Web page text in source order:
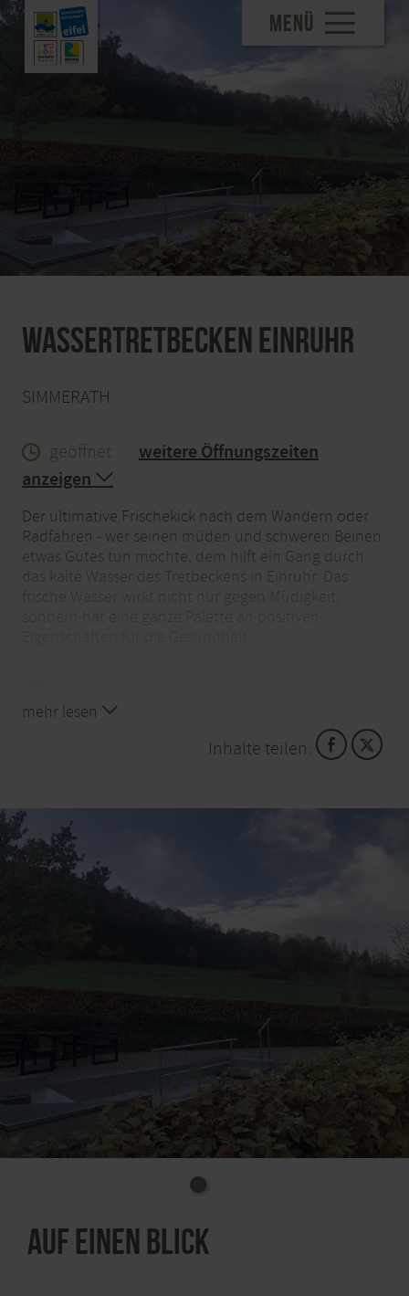
MENÜ
Wassertretbecken Einruhr
SIMMERATH
geöffnet
weitere Öffnungszeiten
anzeigen
Der ultimative Frischekick nach dem Wandern oder
Radfahren - wer seinen müden und schweren Beinen
etwas Gutes tun möchte, dem hilft ein Gang durch
das kalte Wasser des Tretbeckens in Einruhr. Das
fördert die Durchblutung
fördert den Schlaf bei Anwendung am Abend
hilft bei Migräne
regt den Stoffwechsel an
stärkt das Immunsystem
und ist über den Feldweg ab Kreuzung Franz-Becker-
Straße / Römerstraße zu erreichen. In den Monaten
Mai bis September ist das Becken täglich zugänglich
und mit frischem Wasser gefüllt.
Hinweis: Mit Harnwegsinfektionen, Nieren- und
Blasenkrankheiten, Unterleibsinfektionen und
schweren arteriellen Durchblutungsstörungen
sollte auf das Wassertreten verzichtet werden.
Auch während der Menstruation ist Vorsicht
mehr lesen
Inhalte teilen:
Auf einen Blick